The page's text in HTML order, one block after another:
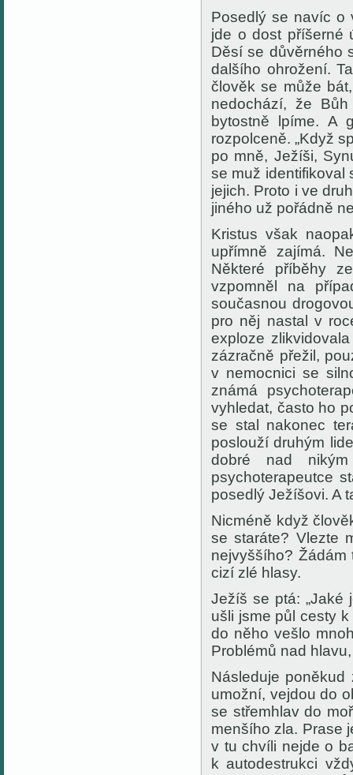
Posedlý se navíc o
jde o dost příšerné
Děsí se důvěrného
dalšího ohrožení.
člověk se může
nedochází, že
bytostně lpíme. A
rozpolceně. „Když
po mně, Ježíši,
se muž identifikoval
jejich. Proto i ve
jiného už pořádně
Kristus však
upřímně zajímá.
Některé příběhy
vzpomněl na
současnou
pro něj nastal v
exploze
zázračně přežil,
v nemocnici se
známá
vyhledat, často ho
se stal nakonec
poslouží druhým
dobré nad
psychoterapeutce
posedlý Ježíšovi. A
Nicméně když
se staráte? Vlezte
nejvyššího? Žádám
cizí zlé hlasy.
Ježíš se ptá: „Jaké
ušli jsme půl cesty
do něho vešlo
Problémů nad
Následuje
umožní, vejdou do
se střemhlav do
menšího zla. Prase
v tu chvíli nejde o
k autodestrukci